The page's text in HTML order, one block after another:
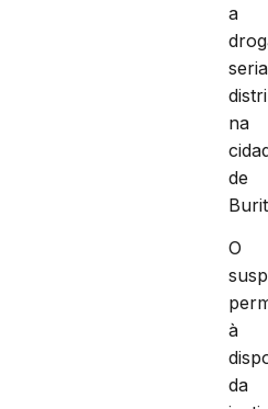
a
seria
na
de
O
à
da